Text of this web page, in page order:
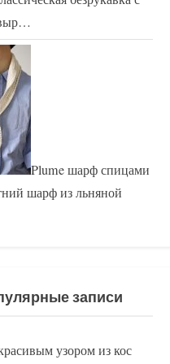
Plume шарф спицами
шарф из льняной
записи
узором из кос